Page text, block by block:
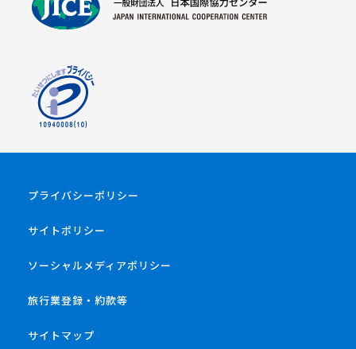
プライバシーポリシー
サイトポリシー
ソーシャルメディアポリシー
旅行業登録・約款等
サイトマップ